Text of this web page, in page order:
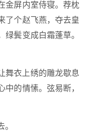
金屏内室侍寝。荐枕
了个赵飞燕，夺去皇
绿鬓变成白霜蓬草。
舞衣上绣的雕龙歇息
的情愫。弦易断，